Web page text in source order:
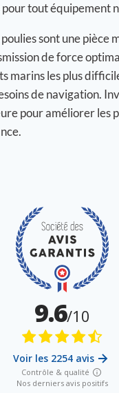
pour tout équipement
poulies sont une
de force
marins les plus
de navigation.
pour améliorer les